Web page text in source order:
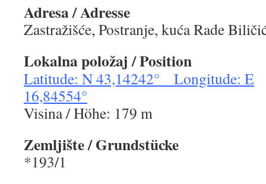
Adresa / Adresse
Zastražišće, Postranje, kuća Rade
Lokalna položaj / Position
Latitude: N 43,14242° Longitude: E
16,84554°
Visina / Höhe: 179 m
Zemljište / Grundstücke
*193/1